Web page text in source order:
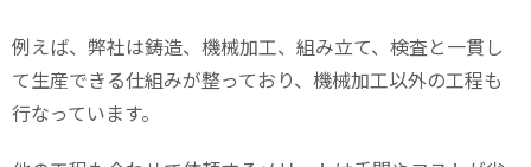
例えば、弊社は鋳造、機械加工、組み立て、検査と一貫し
て生産できる仕組みが整っており、機械加工以外の工程も
行なっています。